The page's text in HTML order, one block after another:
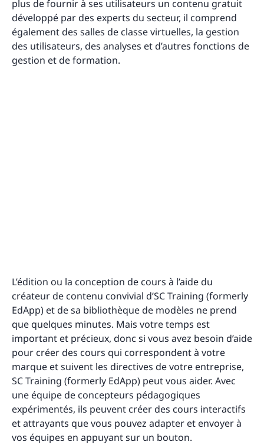
plus de fournir à ses utilisateurs un contenu gratuit
développé par des experts du secteur, il comprend
également des salles de classe virtuelles, la gestion
des utilisateurs, des analyses et d’autres fonctions de
gestion et de formation.
L’édition ou la conception de cours à l’aide du
créateur de contenu convivial d’SC Training (formerly
EdApp) et de sa bibliothèque de modèles ne prend
que quelques minutes. Mais votre temps est
important et précieux, donc si vous avez besoin d’aide
pour créer des cours qui correspondent à votre
marque et suivent les directives de votre entreprise,
SC Training (formerly EdApp) peut vous aider. Avec
une équipe de concepteurs pédagogiques
expérimentés, ils peuvent créer des cours interactifs
et attrayants que vous pouvez adapter et envoyer à
vos équipes en appuyant sur un bouton.